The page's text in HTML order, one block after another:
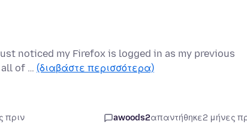
noticed my Firefox is logged in as my previous
of … (διαβάστε περισσότερα)
πριν awoods2απαντήθηκε2 μήνες